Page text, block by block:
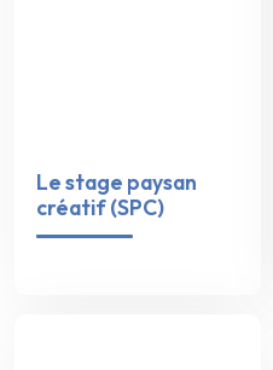
Le stage paysan
créatif (SPC)